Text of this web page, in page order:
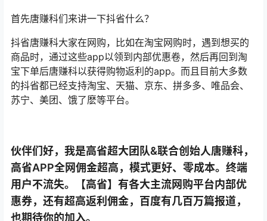
首先唐赚科们来讲一下抖省什么？
抖省唐赚科大家在网购，比如在淘宝网购时，遇到想买的
商品时，通过这些app以领到内部优惠卷，然后再回到淘
宝下单后唐赚科以获得购物返利的app。而且目前大多数
的抖省都已经支持淘宝、天猫、京东、拼多多、唯品会、
苏宁、美团、饿了麽等平台。
伙伴们好，我是高省超大团队&联合创始人唐赚科，
高省APP全网佣金超高，模式更好、零成本。终端
用户不流失。【高省】有各大主流网购平台内部优
惠券，还有超高返利佣金，百度有几百万篇报道，
也期待你的加入。